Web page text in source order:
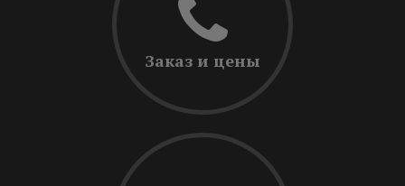
Заказ и цены